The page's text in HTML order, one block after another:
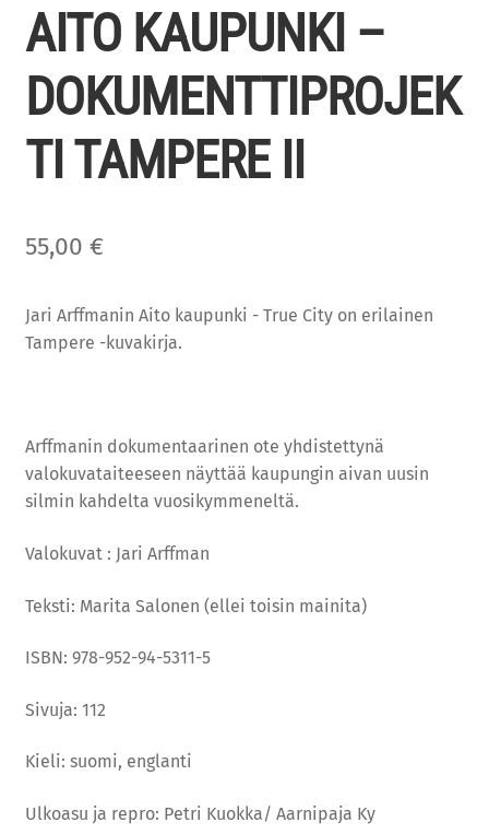
AITO KAUPUNKI –
DOKUMENTTIPROJEK
TI TAMPERE II
55,00 €
Jari Arffmanin Aito kaupunki - True City on erilainen
Tampere -kuvakirja.
Arffmanin dokumentaarinen ote yhdistettynä
valokuvataiteeseen näyttää kaupungin aivan uusin
silmin kahdelta vuosikymmeneltä.
Valokuvat : Jari Arffman
Teksti: Marita Salonen (ellei toisin mainita)
ISBN: 978-952-94-5311-5
Sivuja: 112
Kieli: suomi, englanti
Ulkoasu ja repro: Petri Kuokka/ Aarnipaja Ky